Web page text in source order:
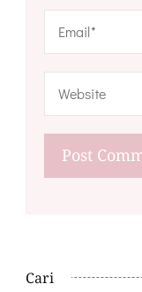
Cari